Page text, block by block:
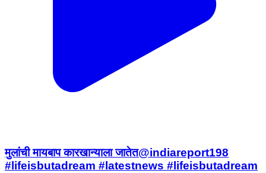
मुलांची मायबाप कारखान्याला जातेत@indiareport198
#lifeisbutadream #latestnews #lifeisbutadream